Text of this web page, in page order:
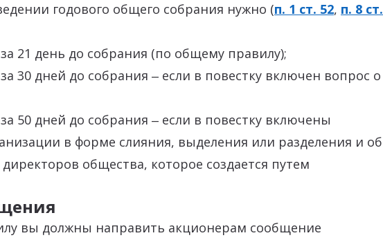
годового общего собрания нужно (п. 1 ст. 52, п. 8 ст.
21 день до собрания (по общему правилу);
30 дней до собрания ‒ если в повестку включен вопрос о
50 дней до собрания ‒ если в повестку включены
в форме слияния, выделения или разделения и об
общества, которое создается путем
вы должны направить акционерам сообщение